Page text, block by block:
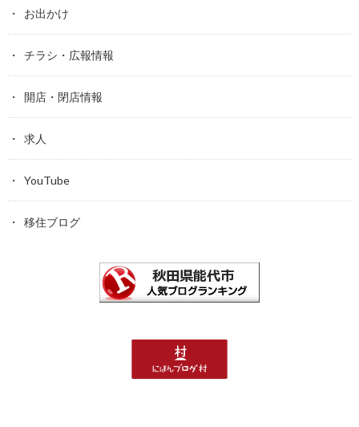
お出かけ
チラシ・広報情報
開店・閉店情報
求人
YouTube
移住ブログ